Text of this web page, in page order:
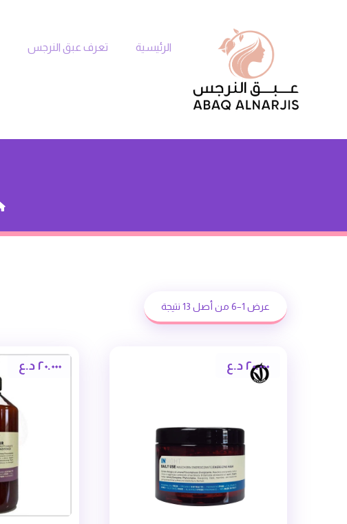
الرئيسية تعرف عبق النرجس
عرض 1–6 من أصل 13 نتيجة
٢٠.٠٠٠ د.ع ٢٠.٠٠٠ د.ع